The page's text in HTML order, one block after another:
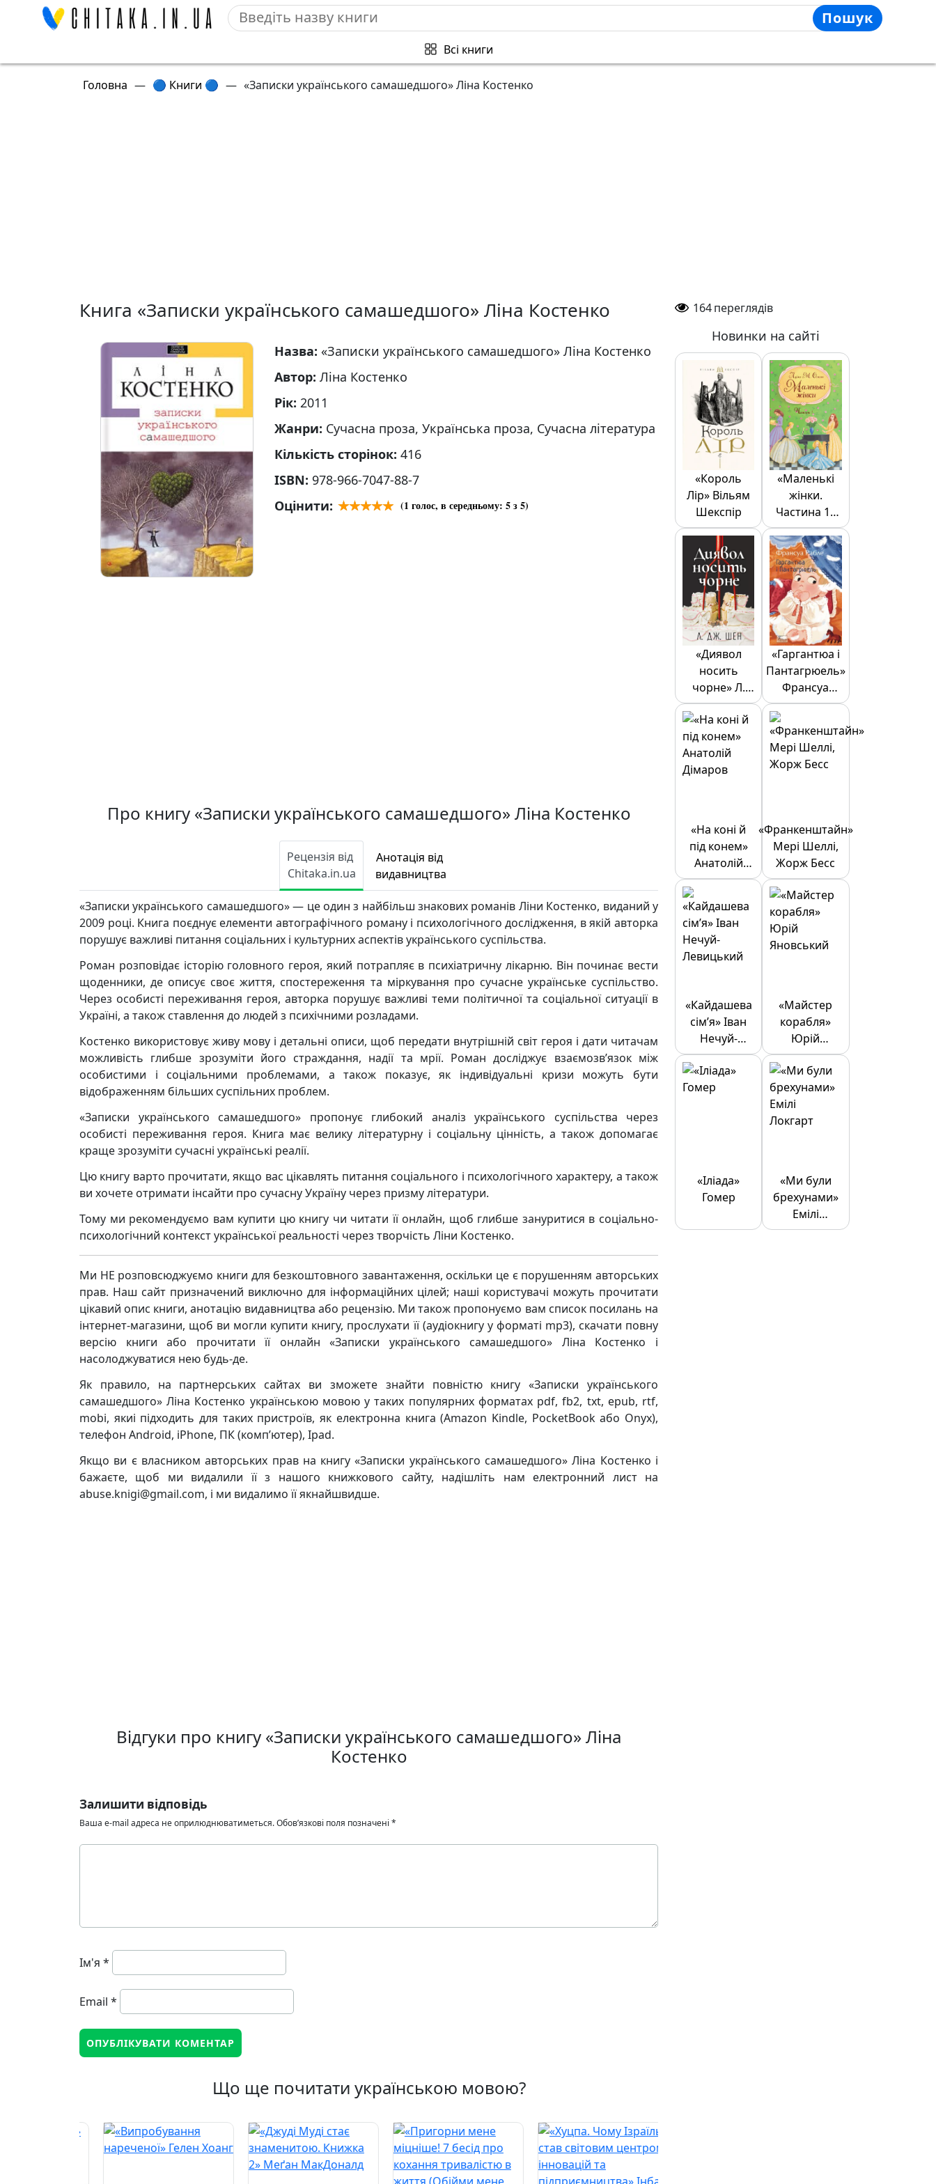
Пошук
Всі книги
Головна — 🔵 Книги 🔵 — «Записки українського самашедшого» Ліна Костенко
Книга «Записки українського самашедшого» Ліна Костенко
Назва: «Записки українського самашедшого» Ліна Костенко
Автор: Ліна Костенко
Рік: 2011
Жанри: Сучасна проза, Українська проза, Сучасна література
Кількість сторінок: 416
ISBN: 978-966-7047-88-7
Оцінити:
(1 голос, в середньому: 5з 5)
Про книгу «Записки українського самашедшого» Ліна Костенко
Рецензія від
Chitaka.in.ua
Анотація від
видавництва
«Записки українського самашедшого» — це один з найбільш знакових романів Ліни Костенко, виданий у
2009 році. Книга поєднує елементи автографічного роману і психологічного дослідження, в якій авторка
порушує важливі питання соціальних і культурних аспектів українського суспільства.
Роман розповідає історію головного героя, який потрапляє в психіатричну лікарню. Він починає вести
щоденники, де описує своє життя, спостереження та міркування про сучасне українське суспільство.
Через особисті переживання героя, авторка порушує важливі теми політичної та соціальної ситуації в
Україні, а також ставлення до людей з психічними розладами.
Костенко використовує живу мову і детальні описи, щоб передати внутрішній світ героя і дати читачам
можливість глибше зрозуміти його страждання, надії та мрії. Роман досліджує взаємозв’язок між
особистими і соціальними проблемами, а також показує, як індивідуальні кризи можуть бути
відображенням більших суспільних проблем.
«Записки українського самашедшого» пропонує глибокий аналіз українського суспільства через
особисті переживання героя. Книга має велику літературну і соціальну цінність, а також допомагає
краще зрозуміти сучасні українські реалії.
Цю книгу варто прочитати, якщо вас цікавлять питання соціального і психологічного характеру, а також
ви хочете отримати інсайти про сучасну Україну через призму літератури.
Тому ми рекомендуємо вам купити цю книгу чи читати її онлайн, щоб глибше зануритися в соціально-
психологічний контекст української реальності через творчість Ліни Костенко.
Ми НЕ розповсюджуємо книги для безкоштовного завантаження, оскільки це є порушенням авторських
прав. Наш сайт призначений виключно для інформаційних цілей; наші користувачі можуть прочитати
цікавий опис книги, анотацію видавництва або рецензію. Ми також пропонуємо вам список посилань на
інтернет-магазини, щоб ви могли купити книгу, прослухати її (аудіокнигу у форматі mp3), скачати повну
версію книги або прочитати її онлайн «Записки українського самашедшого» Ліна Костенко і
насолоджуватися нею будь-де.
Як правило, на партнерських сайтах ви зможете знайти повністю книгу «Записки українського
самашедшого» Ліна Костенко українською мовою у таких популярних форматах pdf, fb2, txt, epub, rtf,
mobi, якиі підходить для таких пристроїв, як електронна книга (Amazon Kindle, PocketBook або Onyx),
телефон Android, iPhone, ПК (комп’ютер), Ipad.
Якщо ви є власником авторських прав на книгу «Записки українського самашедшого» Ліна Костенко і
бажаєте, щоб ми видалили її з нашого книжкового сайту, надішліть нам електронний лист на
abuse.knigi@gmail.com, і ми видалимо її якнайшвидше.
Відгуки про книгу «Записки українського самашедшого» Ліна
Костенко
Залишити відповідь
Ваша e-mail адреса не оприлюднюватиметься.Обов’язкові поля позначені *
Ім'я *
Email *
Що ще почитати українською мовою?
164переглядів
Новинки на сайті
«Король
Лір» Вільям
Шекспір
«Маленькі
жінки.
Частина 1»
Луїза Олкотт
«Диявол
носить
чорне» Л.
Дж. Шен
«Гаргантюа і
Пантагрюель»
Франсуа
Рабле
«На коні й
під конем»
Анатолій
Дімаров
«Франкенштайн»
Мері Шеллі,
Жорж Бесс
«Кайдашева
сім’я» Іван
Нечуй-
Левицький
«Майстер
корабля»
Юрій
Яновський
«Іліада»
Гомер
«Ми були
брехунами»
Емілі
Локгарт